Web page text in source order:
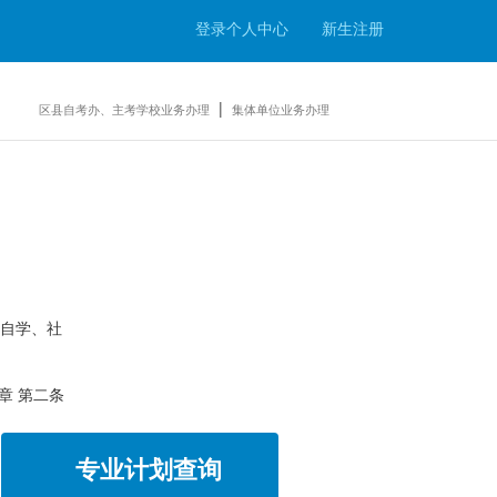
登录个人中心 新生注册
区县自考办、主考学校业务办理 | 集体单位业务办理
学、社
第二条
专业计划查询